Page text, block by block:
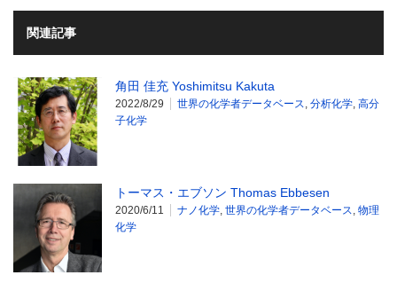
関連記事
角田 佳充 Yoshimitsu Kakuta
2022/8/29 世界の化学者データベース, 分析化学, 高分
子化学
トーマス・エブソン Thomas Ebbesen
2020/6/11 ナノ化学, 世界の化学者データベース, 物理
化学